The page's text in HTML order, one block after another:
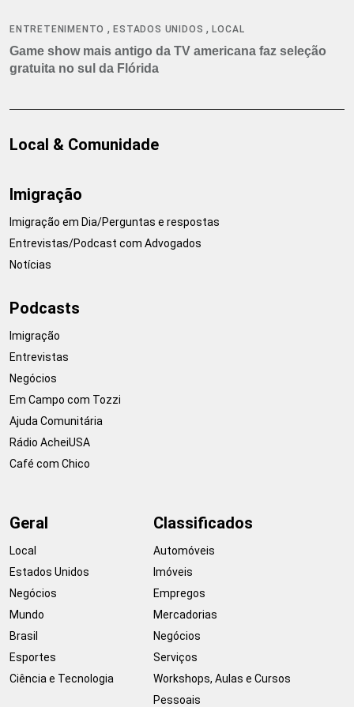
ENTRETENIMENTO ,ESTADOS UNIDOS ,LOCAL
Game show mais antigo da TV americana faz seleção
gratuita no sul da Flórida
Local & Comunidade
Imigração
Imigração em Dia/Perguntas e respostas
Entrevistas/Podcast com Advogados
Notícias
Podcasts
Imigração
Entrevistas
Negócios
Em Campo com Tozzi
Ajuda Comunitária
Rádio AcheiUSA
Café com Chico
Geral
Local
Estados Unidos
Negócios
Mundo
Brasil
Esportes
Ciência e Tecnologia
Classificados
Automóveis
Imóveis
Empregos
Mercadorias
Negócios
Serviços
Workshops, Aulas e Cursos
Pessoais